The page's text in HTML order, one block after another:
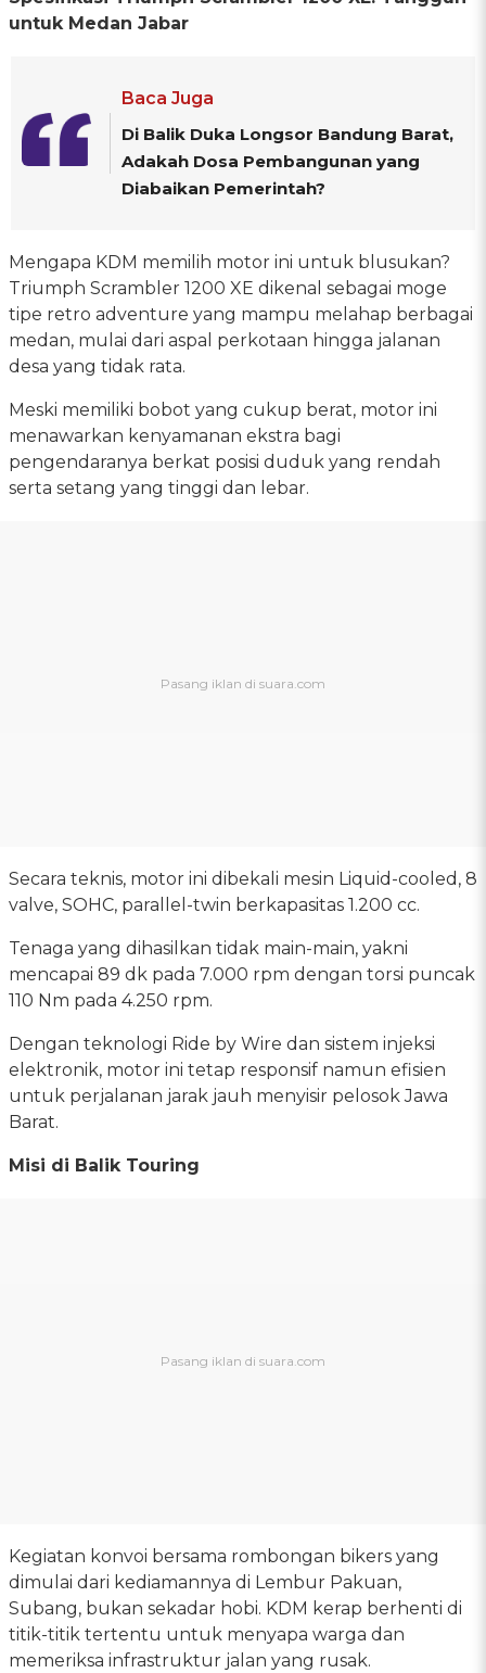
untuk Medan Jabar
Baca Juga
Di Balik Duka Longsor Bandung Barat,
Adakah Dosa Pembangunan yang
Diabaikan Pemerintah?
Mengapa KDM memilih motor ini untuk blusukan?
Triumph Scrambler 1200 XE dikenal sebagai moge
tipe retro adventure yang mampu melahap berbagai
medan, mulai dari aspal perkotaan hingga jalanan
desa yang tidak rata.
Meski memiliki bobot yang cukup berat, motor ini
menawarkan kenyamanan ekstra bagi
pengendaranya berkat posisi duduk yang rendah
serta setang yang tinggi dan lebar.
Secara teknis, motor ini dibekali mesin Liquid-cooled, 8
valve, SOHC, parallel-twin berkapasitas 1.200 cc.
Tenaga yang dihasilkan tidak main-main, yakni
mencapai 89 dk pada 7.000 rpm dengan torsi puncak
110 Nm pada 4.250 rpm.
Dengan teknologi Ride by Wire dan sistem injeksi
elektronik, motor ini tetap responsif namun efisien
untuk perjalanan jarak jauh menyisir pelosok Jawa
Barat.
Misi di Balik Touring
Kegiatan konvoi bersama rombongan bikers yang
dimulai dari kediamannya di Lembur Pakuan,
Subang, bukan sekadar hobi. KDM kerap berhenti di
titik-titik tertentu untuk menyapa warga dan
memeriksa infrastruktur jalan yang rusak.